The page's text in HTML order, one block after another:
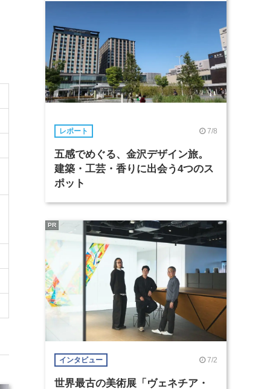
レポート 7/8
五感でめぐる、金沢デザイン旅。
建築・工芸・香りに出会う4つのス
ポット
インタビュー 7/2
世界最古の美術展「ヴェネチア・
PR